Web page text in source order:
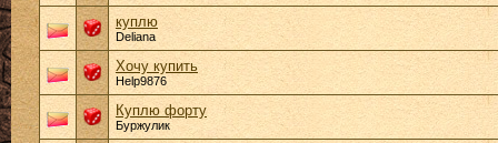
куплю
Deliana
Хочу купить
Help9876
Куплю форту
Буржулик